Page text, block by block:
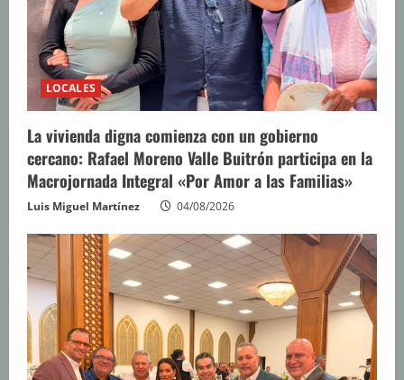
LOCALES
La vivienda digna comienza con un gobierno
cercano: Rafael Moreno Valle Buitrón participa en la
Macrojornada Integral «Por Amor a las Familias»
Luis Miguel Martínez 04/08/2026